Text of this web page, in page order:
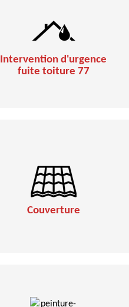
Intervention d'urgence
fuite toiture 77
Couverture